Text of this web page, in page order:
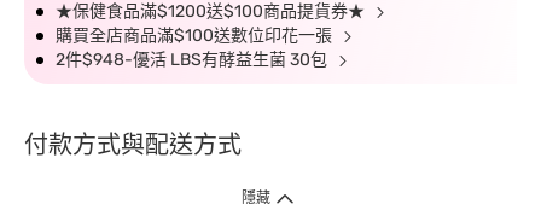
★保健食品滿$1200送$100商品提貨券★
購買全店商品滿$100送數位印花一張
2件$948-優活 LBS有酵益生菌 30包
付款方式與配送方式
隱藏